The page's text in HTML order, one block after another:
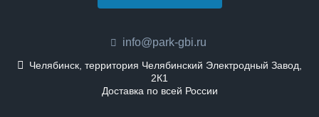
info@park-gbi.ru
Челябинск, территория Челябинский Электродный Завод,
2К1
Доставка по всей России